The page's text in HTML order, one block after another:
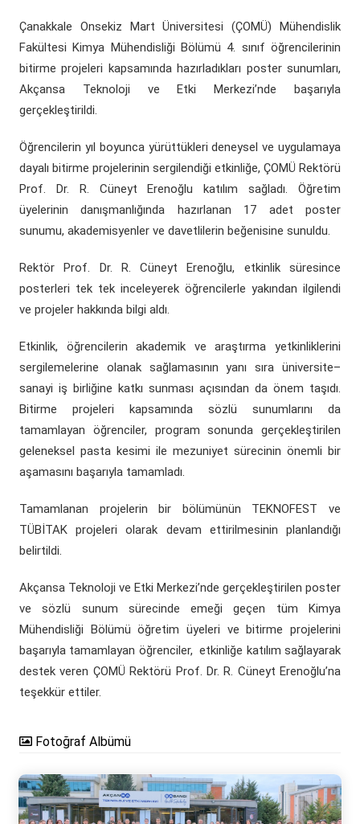
Çanakkale Onsekiz Mart Üniversitesi (ÇOMÜ) Mühendislik
Fakültesi Kimya Mühendisliği Bölümü 4. sınıf öğrencilerinin
bitirme projeleri kapsamında hazırladıkları poster sunumları,
Akçansa Teknoloji ve Etki Merkezi’nde başarıyla
gerçekleştirildi.
Öğrencilerin yıl boyunca yürüttükleri deneysel ve uygulamaya
dayalı bitirme projelerinin sergilendiği etkinliğe, ÇOMÜ Rektörü
Prof. Dr. R. Cüneyt Erenoğlu katılım sağladı. Öğretim
üyelerinin danışmanlığında hazırlanan 17 adet poster
sunumu, akademisyenler ve davetlilerin beğenisine sunuldu.
Rektör Prof. Dr. R. Cüneyt Erenoğlu, etkinlik süresince
posterleri tek tek inceleyerek öğrencilerle yakından ilgilendi
ve projeler hakkında bilgi aldı.
Etkinlik, öğrencilerin akademik ve araştırma yetkinliklerini
sergilemelerine olanak sağlamasının yanı sıra üniversite–
sanayi iş birliğine katkı sunması açısından da önem taşıdı.
Bitirme projeleri kapsamında sözlü sunumlarını da
tamamlayan öğrenciler, program sonunda gerçekleştirilen
geleneksel pasta kesimi ile mezuniyet sürecinin önemli bir
aşamasını başarıyla tamamladı.
Tamamlanan projelerin bir bölümünün TEKNOFEST ve
TÜBİTAK projeleri olarak devam ettirilmesinin planlandığı
belirtildi.
Akçansa Teknoloji ve Etki Merkezi’nde gerçekleştirilen poster
ve sözlü sunum sürecinde emeği geçen tüm Kimya
Mühendisliği Bölümü öğretim üyeleri ve bitirme projelerini
başarıyla tamamlayan öğrenciler, etkinliğe katılım sağlayarak
destek veren ÇOMÜ Rektörü Prof. Dr. R. Cüneyt Erenoğlu’na
teşekkür ettiler.
Fotoğraf Albümü
Kurumsal Değerlendirme Sistemi(yeni sekmede açılır)
Fahri Doktora Ünvanı
Kurumsal Logo
Döner Sermaye(yeni sekmede açılır)
Uluslararası Danışma Kurulu
Daire Başkanlıkları
Koordinatörlükler
İç Denetim Birim B. (yeni sekmede açılır)
ÇOMÜ Marşı
Üniversite Hastaneleri
Araştırma Laboratuarları (yeni sekmede açılır)
Araştırma Merkezleri
Lisansüstü Eğitim Enstitüsü(yeni sekmede açılır)
Çanakkale Teknopark (yeni sekmede açılır)
Proje Destek Ofisi
Etik Kurulları
Öğrenci Dekanlığı(yeni sekmede açılır)
Öğrenci Kulüpleri Haberleri
Psikolojik Danışmanlık Rehberlik
Engelli Öğrenci Birimi(yeni sekmede açılır)